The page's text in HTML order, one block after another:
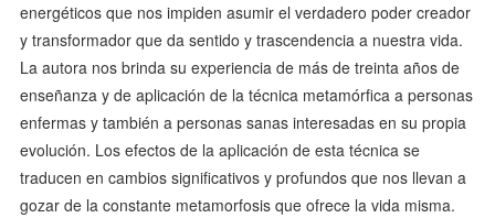
energéticos que nos impiden asumir el verdadero poder creador
y transformador que da sentido y trascendencia a nuestra vida.
La autora nos brinda su experiencia de más de treinta años de
enseñanza y de aplicación de la técnica metamórfica a personas
enfermas y también a personas sanas interesadas en su propia
evolución. Los efectos de la aplicación de esta técnica se
traducen en cambios significativos y profundos que nos llevan a
gozar de la constante metamorfosis que ofrece la vida misma.